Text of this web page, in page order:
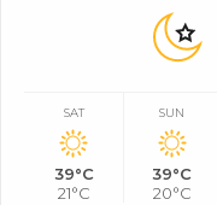
SAT
39°C
21°C
SUN
39°C
20°C